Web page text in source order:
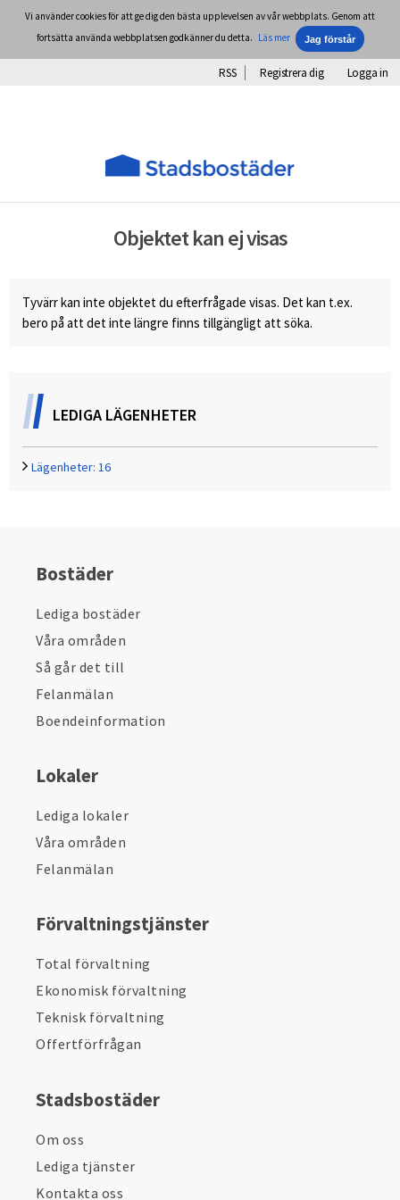
Vi använder cookies för att ge dig den bästa upplevelsen av vår webbplats. Genom att
fortsätta använda webbplatsen godkänner du detta. Läs mer
Logga in
Registrera dig
RSS
Objektet kan ej visas
Tyvärr kan inte objektet du efterfrågade visas. Det kan t.ex.
bero på att det inte längre finns tillgängligt att söka.
LEDIGA LÄGENHETER
Lägenheter: 16
Bostäder
Lediga bostäder
Våra områden
Så går det till
Felanmälan
Boendeinformation
Lokaler
Lediga lokaler
Våra områden
Felanmälan
Förvaltningstjänster
Total förvaltning
Ekonomisk förvaltning
Teknisk förvaltning
Offertförfrågan
Stadsbostäder
Om oss
Lediga tjänster
Kontakta oss